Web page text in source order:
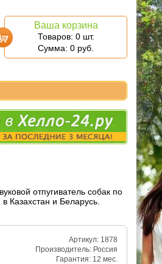
Ваша корзина
Товаров: 0 шт.
Сумма: 0 руб.
отпугиватель собак по
Казахстан и Беларусь.
Артикул: 1878
Производитель: Россия
Гарантия: 12 мес.